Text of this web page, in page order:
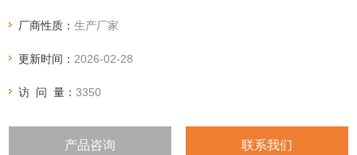
厂商性质：生产厂家
更新时间： 2026-02-28
访 问 量：3350
产品咨询 联系我们